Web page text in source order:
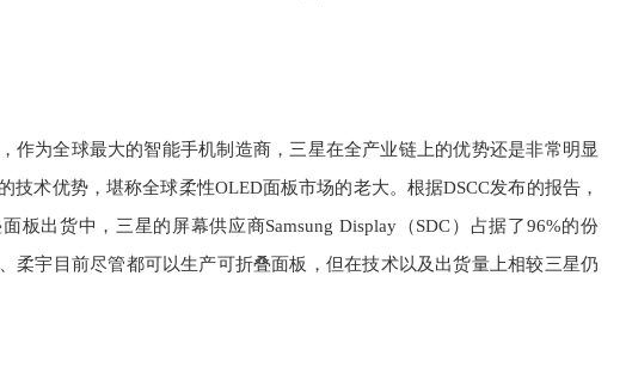
作为全球最大的智能手机制造商，三星在全产业链上的优势还是非常明显
技术优势，堪称全球柔性OLED面板市场的老大。根据DSCC发布的报告，
板出货中，三星的屏幕供应商Samsung Display（SDC）占据了96%的份
柔宇目前尽管都可以生产可折叠面板，但在技术以及出货量上相较三星仍